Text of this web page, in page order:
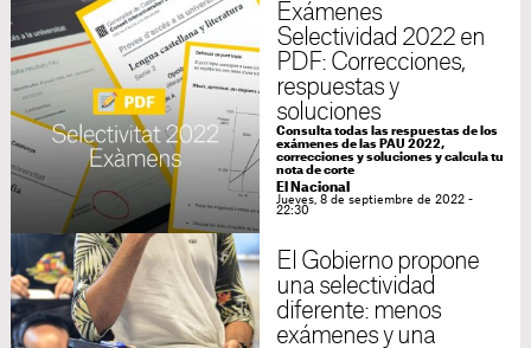
Exámenes
Selectividad 2022 en
PDF: Correcciones,
respuestas y
soluciones
Consulta todas las respuestas de los
exámenes de las PAU 2022,
correcciones y soluciones y calcula tu
nota de corte
El Nacional
Jueves, 8 de septiembre de 2022 -
22:30
El Gobierno propone
una selectividad
diferente: menos
exámenes y una